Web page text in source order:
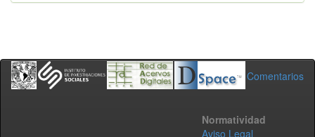
Comentarios
Normatividad
Aviso Legal